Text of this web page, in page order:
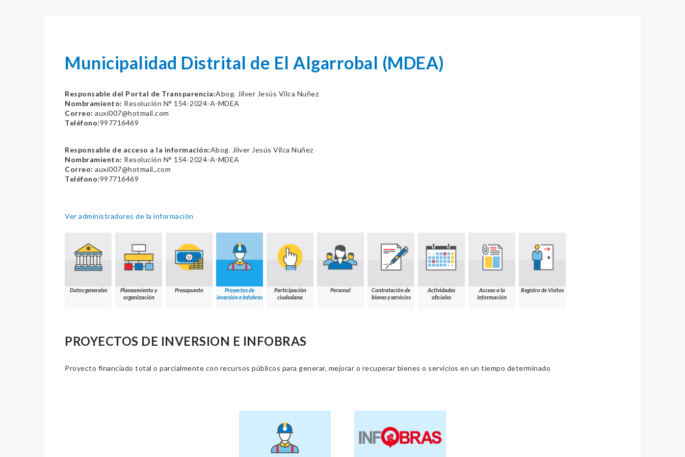
Municipalidad Distrital de El Algarrobal (MDEA)
Responsable del Portal de Transparencia:Abog. Jilver Jesús Vilca Nuñez
Nombramiento: Resolución N° 154-2024-A-MDEA
Correo: auxi007@hotmail.com
Teléfono:997716469
Responsable de acceso a la información:Abog. Jilver Jesús Vilca Nuñez
Nombramiento: Resolución N° 154-2024-A-MDEA
Correo: auxi007@hotmail.,com
Teléfono:997716469
Ver administradores de la información
Datos generales
Planeamiento y
organización
Presupuesto
Proyectos de
inversión e Infobras
Participación
ciudadana
Personal
Contratación de
bienes y servicios
Actividades
oficiales
Acceso a la
información
Registro de Visitas
PROYECTOS DE INVERSION E INFOBRAS
Proyecto financiado total o parcialmente con recursos públicos para generar, mejorar o recuperar bienes o servicios en un tiempo determinado